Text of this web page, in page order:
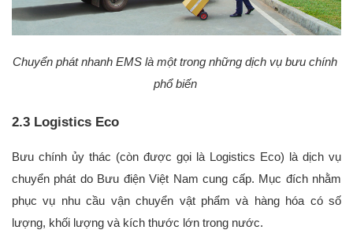
Chuyển phát nhanh EMS là một trong những dịch vụ bưu chính
phổ biến
2.3 Logistics Eco
Bưu chính ủy thác (còn được gọi là Logistics Eco) là dịch vụ
chuyển phát do Bưu điện Việt Nam cung cấp. Mục đích nhằm
phục vụ nhu cầu vận chuyển vật phẩm và hàng hóa có số
lượng, khối lượng và kích thước lớn trong nước.